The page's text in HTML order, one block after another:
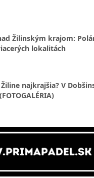
Žilinským krajom:
lokalitách
najkrajšia? V